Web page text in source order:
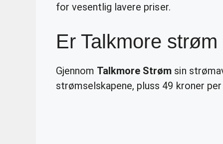
for vesentlig lavere priser.
Er Talkmore
Gjennom Talkmore Strøm sin
strømselskapene, pluss 49 kroner